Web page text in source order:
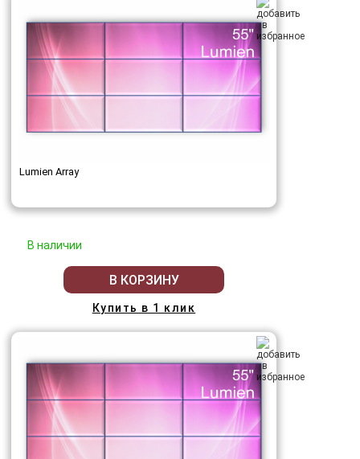
Lumien Array
В наличии
В КОРЗИНУ
Купить в 1 клик